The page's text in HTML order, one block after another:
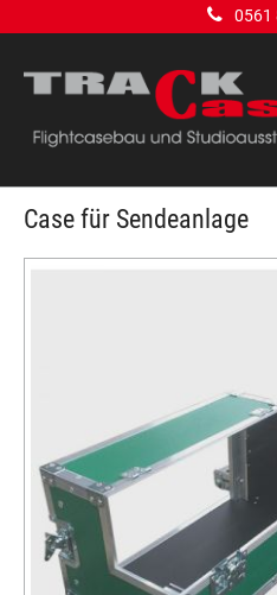
0561
Case für Sendeanlage